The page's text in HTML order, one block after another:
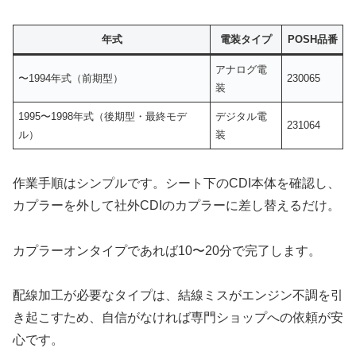
年式 電装タイプ POSH品番
〜1994年式（前期型）
アナログ電
装
230065
1995〜1998年式（後期型・最終モデ
ル）
デジタル電
装
231064
作業手順はシンプルです。シート下のCDI本体を確認し、
カプラーを外して社外CDIのカプラーに差し替えるだけ。
カプラーオンタイプであれば10〜20分で完了します。
配線加工が必要なタイプは、結線ミスがエンジン不調を引
き起こすため、自信がなければ専門ショップへの依頼が安
心です。